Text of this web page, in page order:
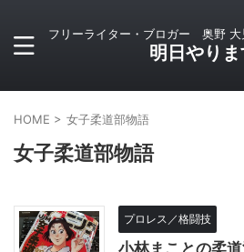
フリーライター・ブロガー 奥野 大
明日やり
HOME > 女子柔道部物語
女子柔道部物語
プロレス／格闘技
小林まことの柔